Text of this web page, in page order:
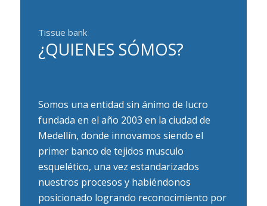
Tissue bank
¿QUIENES SÓMOS?
Somos una entidad sin ánimo de lucro
fundada en el año 2003 en la ciudad de
Medellín, donde innovamos siendo el
primer banco de tejidos musculo
esquelético, una vez estandarizados
nuestros procesos y habiéndonos
posicionado logrando reconocimiento por